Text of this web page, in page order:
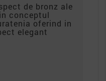
de bronz ale
conceptul
oferind in
elegant